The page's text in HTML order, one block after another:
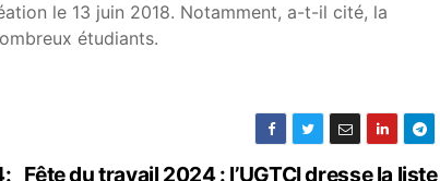
le 13 juin 2018. Notamment, a-t-il cité, la
étudiants.
Fête du travail 2024 : l’UGTCI dresse la liste